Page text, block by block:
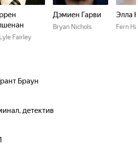
Fairley
Дэмиен Гарви
Bryan Nichols
Элла
Fern
Браун
детектив